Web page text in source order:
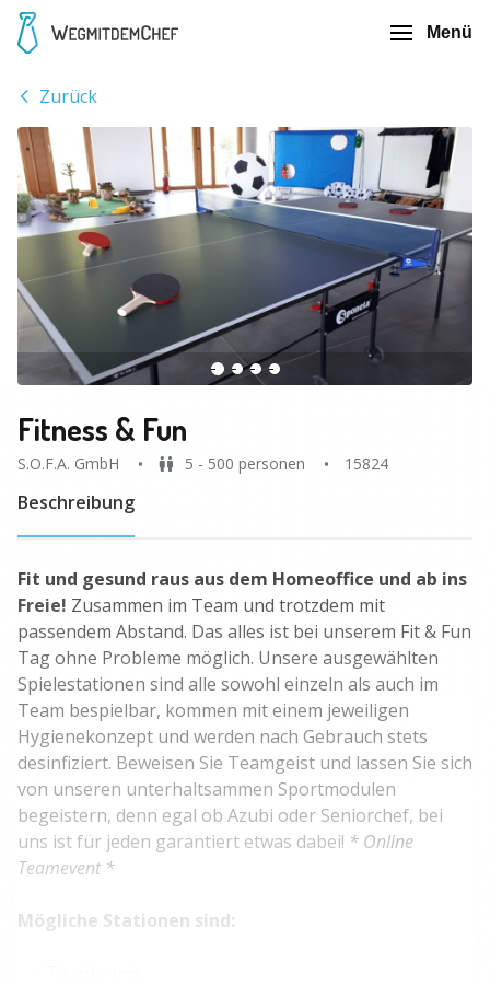
Menü
Zurück
Fitness & Fun
S.O.F.A. GmbH 5 - 500 personen 15824
Beschreibung
Fit und gesund raus aus dem Homeoffice und ab ins
Freie! Zusammen im Team und trotzdem mit
passendem Abstand. Das alles ist bei unserem Fit & Fun
Tag ohne Probleme möglich. Unsere ausgewählten
Spielestationen sind alle sowohl einzeln als auch im
Team bespielbar, kommen mit einem jeweiligen
Hygienekonzept und werden nach Gebrauch stets
desinfiziert. Beweisen Sie Teamgeist und lassen Sie sich
von unseren unterhaltsammen Sportmodulen
begeistern, denn egal ob Azubi oder Seniorchef, bei
uns ist für jeden garantiert etwas dabei! * Online
Teamevent *
Mögliche Stationen sind: